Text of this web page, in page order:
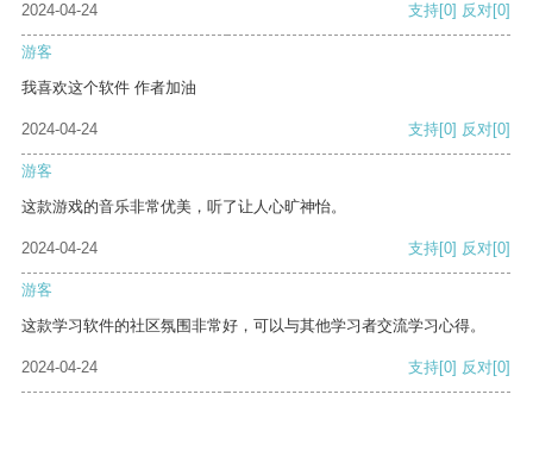
2024-04-24 支持[0] 反对[0]
游客
我喜欢这个软件 作者加油
2024-04-24 支持[0] 反对[0]
游客
这款游戏的音乐非常优美，听了让人心旷神怡。
2024-04-24 支持[0] 反对[0]
游客
这款学习软件的社区氛围非常好，可以与其他学习者交流学习心得。
2024-04-24 支持[0] 反对[0]